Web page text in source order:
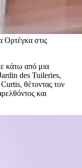
Ορτέγκα στις
κάτω από μια
des Tuileries,
θέτοντας τον
και